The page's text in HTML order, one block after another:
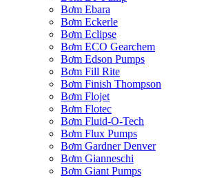
Bơm Ebara
Bơm Eckerle
Bơm Eclipse
Bơm ECO Gearchem
Bơm Edson Pumps
Bơm Fill Rite
Bơm Finish Thompson
Bơm Flojet
Bơm Flotec
Bơm Fluid-O-Tech
Bơm Flux Pumps
Bơm Gardner Denver
Bơm Gianneschi
Bơm Giant Pumps